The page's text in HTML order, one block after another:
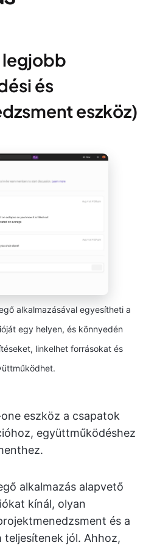
legjobb
és
eszköz)
alkalmazásával egyesítheti a
egy helyen, és könnyedén
linkelhet forrásokat és
eszköz a csapatok
együttműködéshez
alkalmazás alapvető
kínál, olyan
és a
jól. Ahhoz,